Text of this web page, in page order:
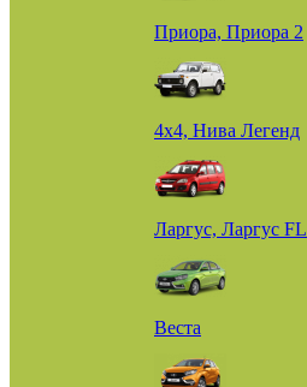
Приора, Приора 2
4х4, Нива Легенд
Ларгус, Ларгус FL
Веста